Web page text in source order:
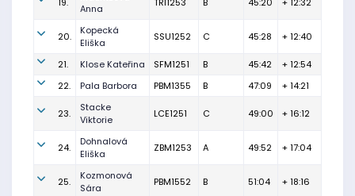
Anna
20.
Kopecká
Eliška
SSU1252 C 45:28 + 12:40
21. Klose Kateřina SFM1251 B 45:42
+ 12:54
22.
Pala Barbora PBM1355 B 47:09 + 14:21
23.
Stacke
Viktorie
LCE1251 C 49:00 + 16:12
24.
Dohnalová
Eliška
ZBM1253 A 49:52 + 17:04
25.
Kozmonová
Sára
PBM1552 B 51:04 + 18:16